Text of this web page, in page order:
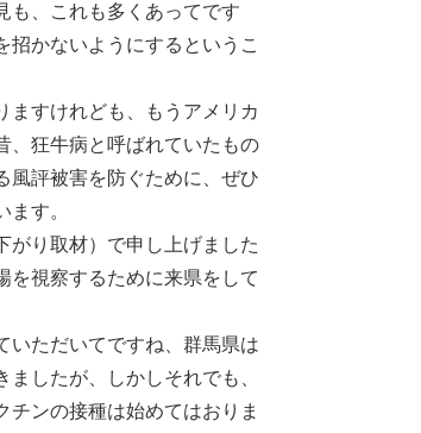
も、これも多くあってです
かないようにするというこ
すけれども、もうアメリカ
、狂牛病と呼ばれていたもの
風評被害を防ぐために、ぜひ
す。
り取材）で申し上げました
視察するために来県をして
ただいてですね、群馬県は
したが、しかしそれでも、
ンの接種は始めてはおりま